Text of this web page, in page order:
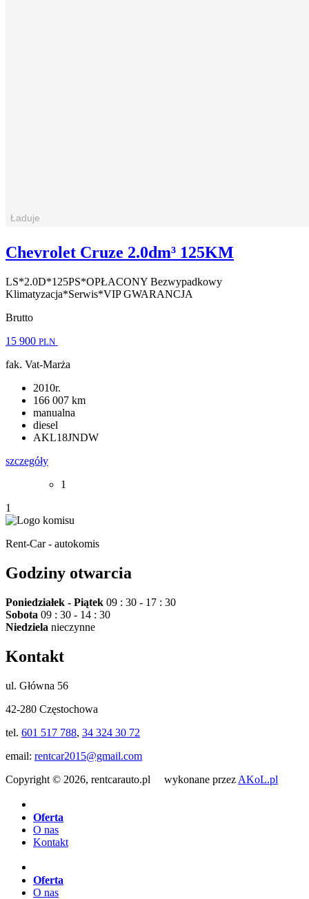
Chevrolet Cruze 2.0dm³ 125KM
LS*2.0D*125PS*OPŁACONY Bezwypadkowy
Klimatyzacja*Serwis*VIP GWARANCJA
Brutto
15 900 PLN
fak. Vat-Marża
2010r.
166 007 km
manualna
diesel
AKL18JNDW
szczegóły
1
1
Rent-Car - autokomis
Godziny otwarcia
Poniedziałek - Piątek 09 : 30 - 17 : 30
Sobota 09 : 30 - 14 : 30
Niedziela nieczynne
Kontakt
ul. Główna 56
42-280 Częstochowa
tel. 601 517 788, 34 324 30 72
email: rentcar2015@gmail.com
Copyright © 2026, rentcarauto.pl wykonane przez AKoL.pl
Oferta
O nas
Kontakt
Oferta
O nas